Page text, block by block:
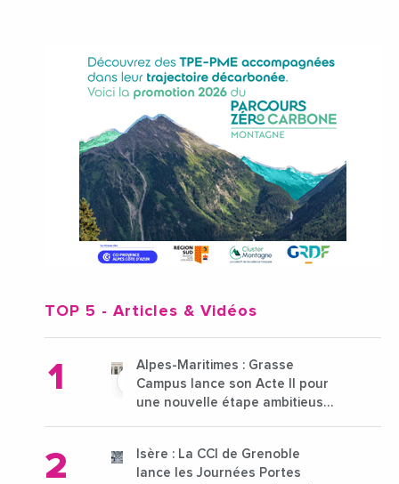
TOP 5 - Articles & Vidéos
Alpes-Maritimes : Grasse
Campus lance son Acte II pour
une nouvelle étape ambitieuse
Isère : La CCI de Grenoble
lance les Journées Portes